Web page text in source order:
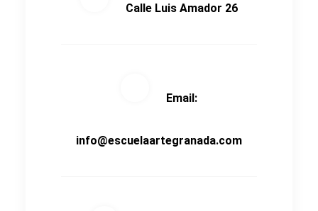
Calle Luis Amador 26
Email:
info@escuelaartegranada.com